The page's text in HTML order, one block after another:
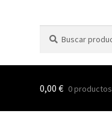
por:
0,00 € 0 productos